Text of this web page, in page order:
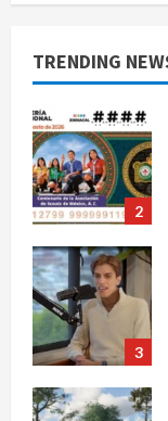
TRENDING 1
2
3